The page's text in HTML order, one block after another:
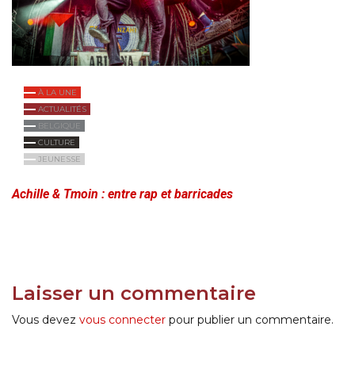
À LA UNE
ACTUALITÉS
BELGIQUE
CULTURE
JEUNESSE
Achille & Tmoin : entre rap et barricades
Laisser un commentaire
Vous devez vous connecter pour publier un commentaire.